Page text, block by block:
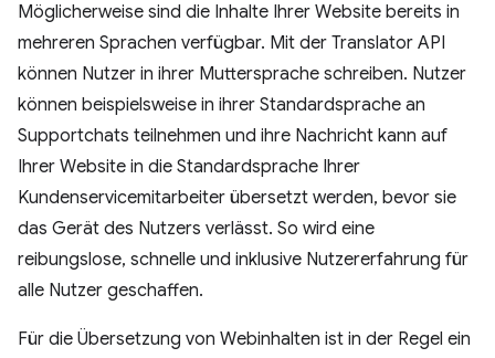
Möglicherweise sind die Inhalte Ihrer Website bereits in
mehreren Sprachen verfügbar. Mit der Translator API
können Nutzer in ihrer Muttersprache schreiben. Nutzer
können beispielsweise in ihrer Standardsprache an
Supportchats teilnehmen und ihre Nachricht kann auf
Ihrer Website in die Standardsprache Ihrer
Kundenservicemitarbeiter übersetzt werden, bevor sie
das Gerät des Nutzers verlässt. So wird eine
reibungslose, schnelle und inklusive Nutzererfahrung für
alle Nutzer geschaffen.
Für die Übersetzung von Webinhalten ist in der Regel ein